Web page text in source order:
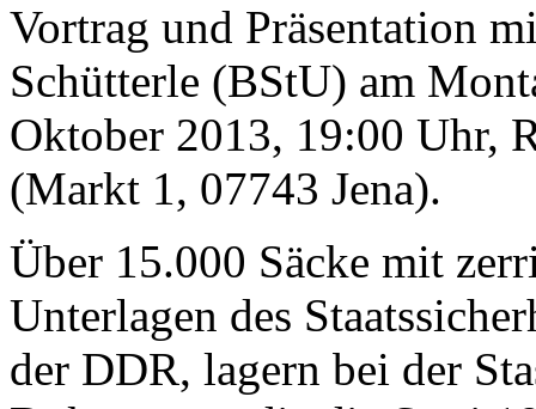
Vortrag und Präsentation
Schütterle (BStU) am
Oktober 2013, 19:00 Uhr,
(Markt 1, 07743 Jena).
Über 15.000 Säcke mit
Unterlagen des
der DDR, lagern bei der